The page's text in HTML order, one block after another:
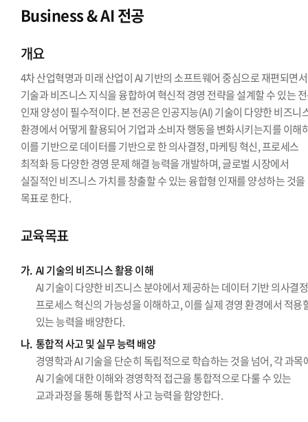
Business & AI 전공
개요
4차 산업혁명과 미래 산업이 AI 기반의 소프트웨어 중심으로 재편되면
기술과 비즈니스 지식을 융합하여 혁신적 경영 전략을 설계할 수 있는
인재 양성이 필수적이다. 본 전공은 인공지능(AI) 기술이 다양한 비즈니
환경에서 어떻게 활용되어 기업과 소비자 행동을 변화시키는지를 이해
이를 기반으로 데이터를 기반으로 한 의사결정, 마케팅 혁신, 프로세스
최적화 등 다양한 경영 문제 해결 능력을 개발하며, 글로벌 시장에서
실질적인 비즈니스 가치를 창출할 수 있는 융합형 인재를 양성하는 것을
목표로 한다.
교육목표
가. AI 기술의 비즈니스 활용 이해
AI 기술이 다양한 비즈니스 분야에서 제공하는 데이터 기반 의사결
프로세스 혁신의 가능성을 이해하고, 이를 실제 경영 환경에서 적용
있는 능력을 배양한다.
나. 통합적 사고 및 실무 능력 배양
경영학과 AI 기술을 단순히 독립적으로 학습하는 것을 넘어, 각 과목
AI 기술에 대한 이해와 경영학적 접근을 통합적으로 다룰 수 있는
교과과정을 통해 통합적 사고 능력을 함양한다.